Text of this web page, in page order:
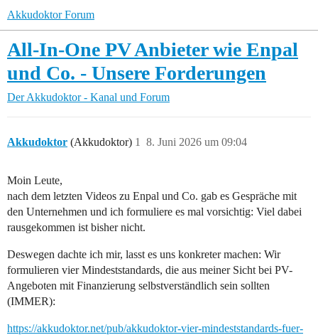
Akkudoktor Forum
All-In-One PV Anbieter wie Enpal
und Co. - Unsere Forderungen
Der Akkudoktor - Kanal und Forum
Akkudoktor (Akkudoktor) 8. Juni 2026 um 09:04
1
Moin Leute,
nach dem letzten Videos zu Enpal und Co. gab es Gespräche mit
den Unternehmen und ich formuliere es mal vorsichtig: Viel dabei
rausgekommen ist bisher nicht.
Deswegen dachte ich mir, lasst es uns konkreter machen: Wir
formulieren vier Mindeststandards, die aus meiner Sicht bei PV-
Angeboten mit Finanzierung selbstverständlich sein sollten
(IMMER):
https://akkudoktor.net/pub/akkudoktor-vier-mindeststandards-fuer-